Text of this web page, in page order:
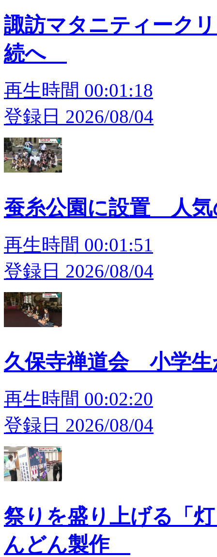
諏訪マタニティーク
続へ
再生時間 00:01:18
登録日 2026/08/04
蚕糸公園に設置 人
再生時間 00:01:51
登録日 2026/08/04
久保寺禅道会 小学
再生時間 00:02:20
登録日 2026/08/04
祭りを盛り上げる「
んどん製作